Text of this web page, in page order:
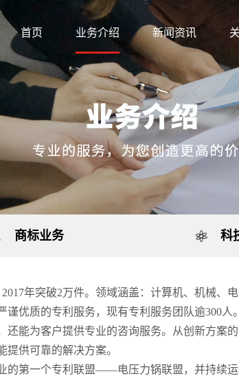
首页 业务介绍 新闻资讯
年突破2万件。领域涵盖：计算机、机械、
优质的专利服务，现有专利服务团队逾300人。
还能为客户提供专业的咨询服务。从创新方案
供可靠的解决方案。
的第一个专利联盟——电压力锅联盟，并持续
商标业务 科